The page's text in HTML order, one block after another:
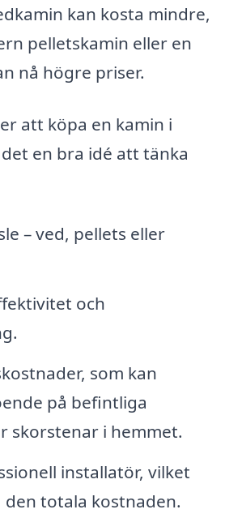
kan kosta mindre,
pelletskamin eller en
nå högre priser.
att köpa en kamin i
en bra idé att tänka
– ved, pellets eller
och
som kan
på befintliga
skorstenar i hemmet.
installatör, vilket
den totala kostnaden.